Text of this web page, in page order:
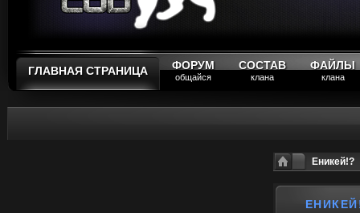
ГЛАВНАЯ СТРАНИЦА ФОРУМ
общайся
СОСТАВ
клана
ФАЙЛЫ
клана
Еникей!?